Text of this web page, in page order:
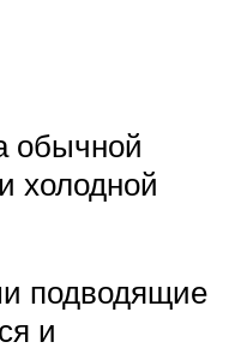
обычной
холодной
подводящие
и